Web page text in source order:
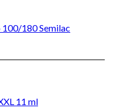
100/180 Semilac
11 ml